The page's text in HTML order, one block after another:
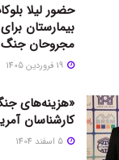
حضور لیلا
بیمارستان
مجروحان جنگ
«هزینه‌های
کارشناسان